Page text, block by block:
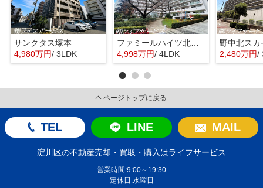
サンクタス塚本
4,980万円/ 3LDK
ファミールハイツ北大阪４号棟
4,998万円/ 4LDK
野中北スカ
2,480万円/
ページトップに戻る
TEL LINE MAIL
淀川区の不動産売却・買取・購入はライフサービス
営業時間:9:00～19:30
定休日:水曜日